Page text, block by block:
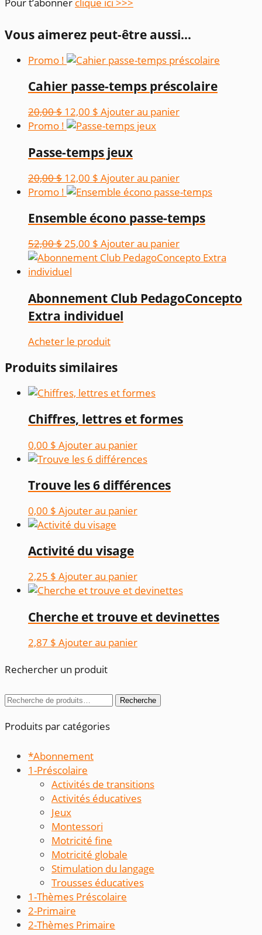
Vous aimerez peut-être aussi…
Promo !
Cahier passe-temps préscolaire
20,00$ Le
prix
était :
12,00 $ Le
prix
est :
Ajouter au panier
Promo !
Passe-temps jeux
20,00$ Le
prix
était :
12,00 $ Le
prix
est :
Ajouter au panier
Promo !
Ensemble écono passe-temps
52,00$ Le
prix
initial
52,00 $.
25,00 $ Le
prix
25,00 $.
Ajouter au panier
Abonnement Club PedagoConcepto
Extra individuel
Acheter le produit
Produits similaires
Chiffres, lettres et formes
0,00 $ Ajouter au panier
Trouve les 6 différences
0,00 $ Ajouter au panier
Activité du visage
2,25 $ Ajouter au panier
Cherche et trouve et devinettes
2,87 $ Ajouter au panier
Rechercher un produit
Recherche
Recherche
Produits par catégories
*Abonnement
1-Préscolaire
Activités de transitions
Activités éducatives
Jeux
Montessori
Motricité fine
Motricité globale
Stimulation du langage
Trousses éducatives
1-Thèmes Préscolaire
2-Primaire
2-Thèmes Primaire